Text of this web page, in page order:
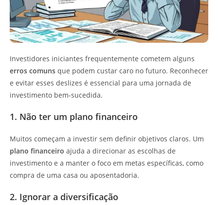
Investidores iniciantes frequentemente cometem alguns
erros comuns que podem custar caro no futuro. Reconhecer
e evitar esses deslizes é essencial para uma jornada de
investimento bem-sucedida.
1. Não ter um plano financeiro
Muitos começam a investir sem definir objetivos claros. Um
plano financeiro ajuda a direcionar as escolhas de
investimento e a manter o foco em metas específicas, como
compra de uma casa ou aposentadoria.
2. Ignorar a diversificação